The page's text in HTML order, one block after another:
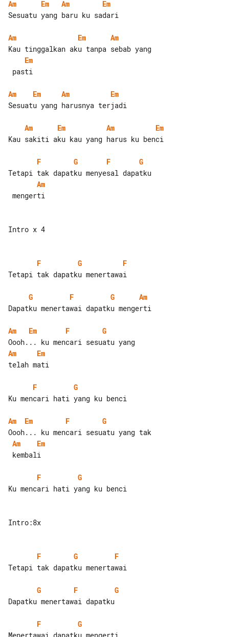
Am Em Am
Em
Sesuatu yang baru ku sadari
Am Em
Am
Em
Am Em Am
Em
Sesuatu yang harusnya terjadi
Am Em Am
Em
Kau sakiti aku kau yang harus ku benci
F G F
G
Am
Intro x 4
F G
F
Tetapi tak dapatku menertawai
G F G
Am
Dapatku menertawai dapatku mengerti
Am Em F
G
Am
Em
telah mati
F
G
Ku mencari hati yang ku benci
Am Em F
G
Am
Em
F
G
Ku mencari hati yang ku benci
Intro:8x
F G
F
Tetapi tak dapatku menertawai
G F
G
Dapatku menertawai dapatku
F
G